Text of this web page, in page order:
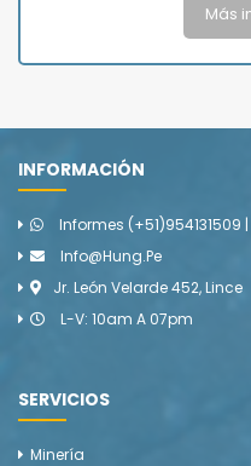
Más
INFORMACIÓN
Informes (+51)954131509
Info@hung.pe
Jr. León Velarde 452, Lince
L-V: 10am A 07pm
SERVICIOS
Minería